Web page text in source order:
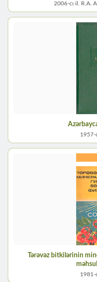
2006-cı il. R.A.
1957-
Tərəvəz bitkilərinin
1981-